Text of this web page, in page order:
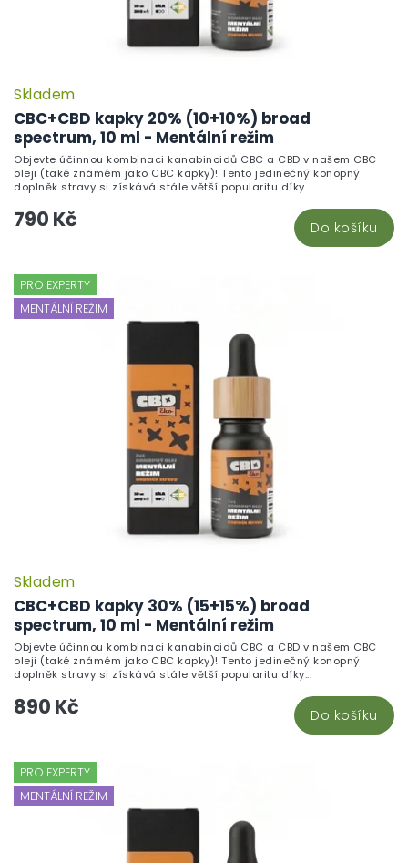
CBC+CBD kapky 20% (10+10%) broad
spectrum, 10 ml - Mentální režim
Skladem
790 Kč Do košíku
Objevte účinnou kombinaci kanabinoidů CBC a CBD v našem CBC
oleji (také známém jako CBC kapky)! Tento jedinečný konopný
doplněk stravy si získává stále větší popularitu díky...
PRO EXPERTY
MENTÁLNÍ REŽIM
CBC+CBD kapky 30% (15+15%) broad
spectrum, 10 ml - Mentální režim
Skladem
890 Kč Do košíku
Objevte účinnou kombinaci kanabinoidů CBC a CBD v našem CBC
oleji (také známém jako CBC kapky)! Tento jedinečný konopný
doplněk stravy si získává stále větší popularitu díky...
PRO EXPERTY
MENTÁLNÍ REŽIM